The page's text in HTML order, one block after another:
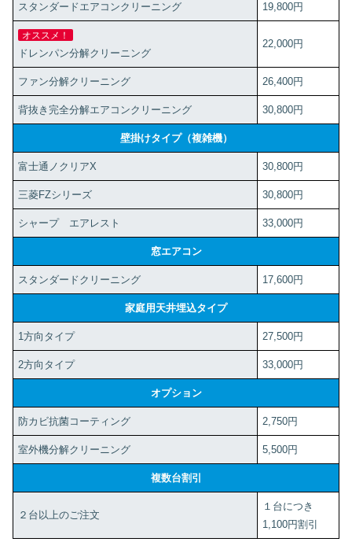
スタンダードエアコンクリーニング 19,800円
オススメ！
ドレンパン分解クリーニング
22,000円
ファン分解クリーニング 26,400円
背抜き完全分解エアコンクリーニング 30,800円
壁掛けタイプ（複雑機）
富士通ノクリアX 30,800円
三菱FZシリーズ 30,800円
シャープ エアレスト 33,000円
窓エアコン
スタンダードクリーニング 17,600円
家庭用天井埋込タイプ
1方向タイプ 27,500円
2方向タイプ 33,000円
オプション
防カビ抗菌コーティング 2,750円
室外機分解クリーニング 5,500円
複数台割引
２台以上のご注文
１台につき
1,100円割引